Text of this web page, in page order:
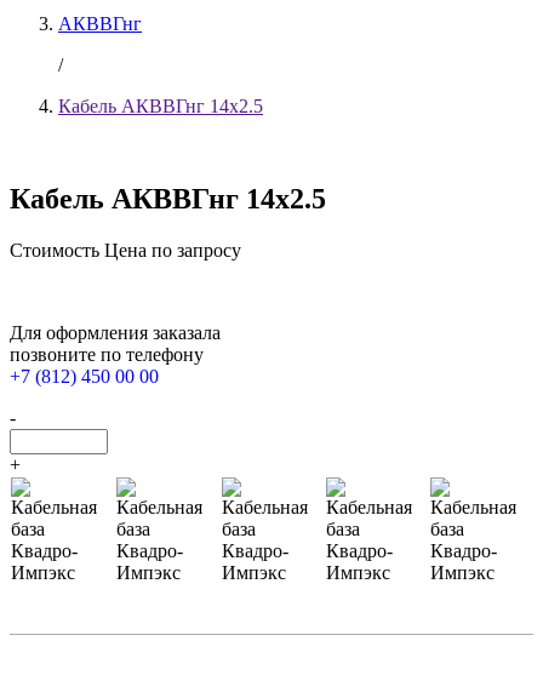
АКВВГнг
/
Кабель АКВВГнг 14х2.5
Кабель АКВВГнг 14х2.5
Стоимость Цена по запросу
Для оформления заказала
позвоните по телефону
+7 (812) 450 00 00
-
+